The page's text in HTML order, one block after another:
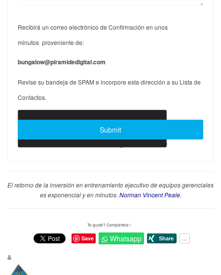
Recibirá un correo electrónico de Confirmación en unos
minutos proveniente de:
bungalow@piramidedigital.com
Revise su bandeja de SPAM e incorpore esta dirección a su Lista de
Contactos.
makes it right. Balbooa.com
El retorno de la inversión en entrenamiento ejecutivo de equipos gerenciales
es exponencial y en minutos. Norman Vincent Peale.
Te gustó? Compártelo !
Save Whatsapp